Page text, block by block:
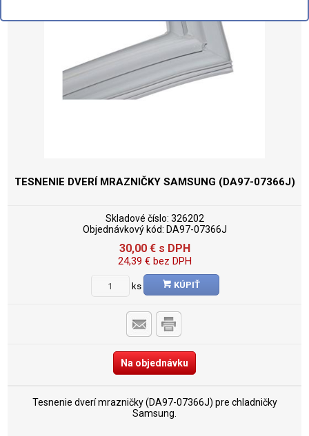
TESNENIE DVERÍ MRAZNIČKY SAMSUNG (DA97-07366J)
Skladové číslo: 326202
Objednávkový kód: DA97-07366J
30,00 €s DPH
24,39 €bez DPH
ks KÚPIŤ
Na objednávku
Tesnenie dverí mrazničky (DA97-07366J) pre chladničky
Samsung.